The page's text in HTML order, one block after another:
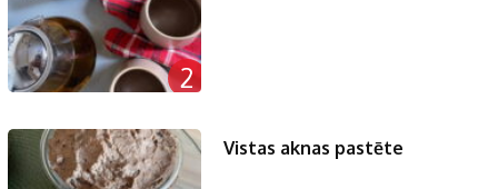
2
Vistas aknas pastēte